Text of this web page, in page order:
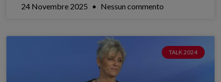
24 Novembre 2025 Nessun commento
TALK 2024